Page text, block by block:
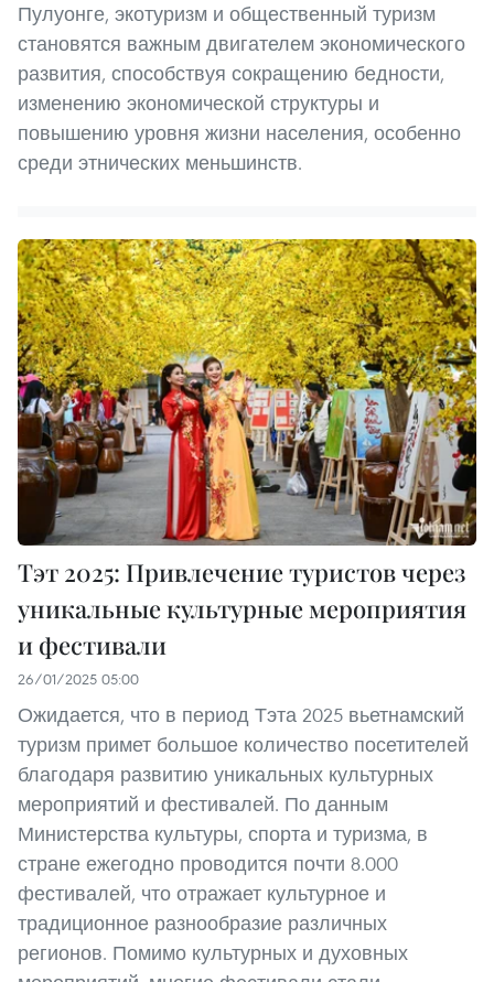
Пулуонге, экотуризм и общественный туризм
становятся важным двигателем экономического
развития, способствуя сокращению бедности,
изменению экономической структуры и
повышению уровня жизни населения, особенно
среди этнических меньшинств.
Тэт 2025: Привлечение туристов через
уникальные культурные мероприятия
и фестивали
26/01/2025 05:00
Ожидается, что в период Тэта 2025 вьетнамский
туризм примет большое количество посетителей
благодаря развитию уникальных культурных
мероприятий и фестивалей. По данным
Министерства культуры, спорта и туризма, в
стране ежегодно проводится почти 8.000
фестивалей, что отражает культурное и
традиционное разнообразие различных
регионов. Помимо культурных и духовных